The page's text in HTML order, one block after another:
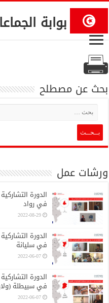
بوابة
بحث عن مصطلح
ورشات عمل
في رواد
2022-08-29
في سليانة
2022-06-07
في سبيطلة
2022-06-07